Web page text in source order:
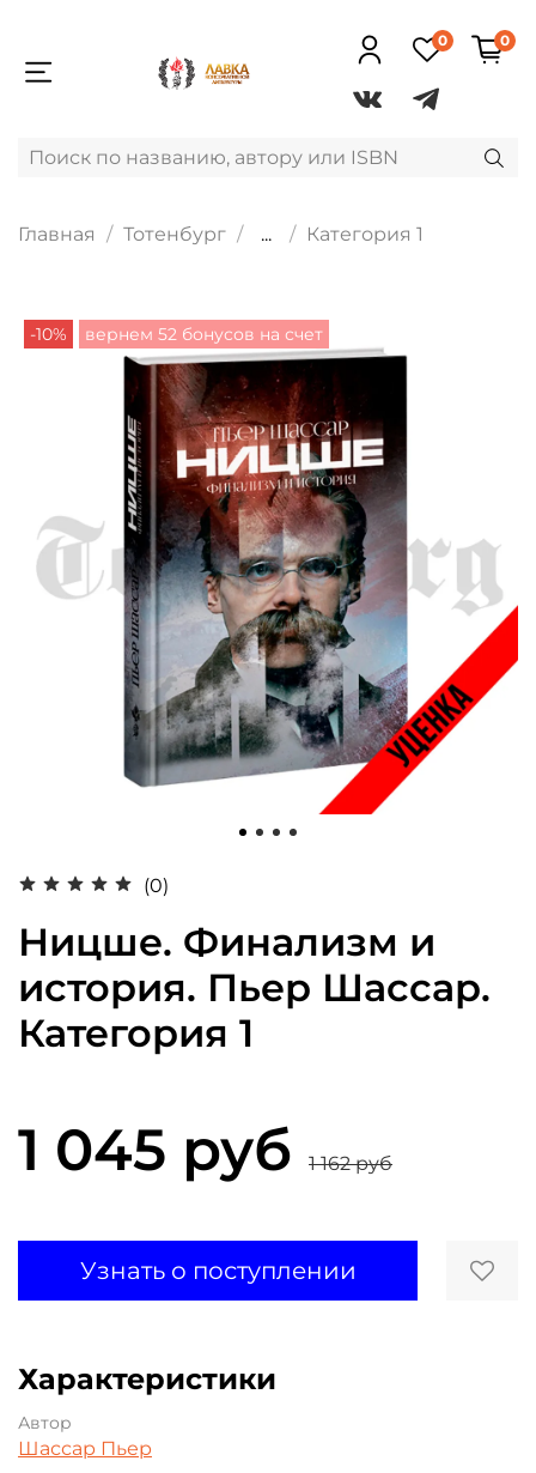
0 0
Главная Тотенбург ... Категория 1
-10% вернем 52 бонусов на счет
(0)
Ницше. Финализм и
история. Пьер Шассар.
Категория 1
1 045 руб 1 162 руб
Узнать о поступлении
Характеристики
Автор
Шассар Пьер